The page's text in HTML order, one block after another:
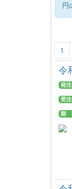
円
1
令
発
受
期